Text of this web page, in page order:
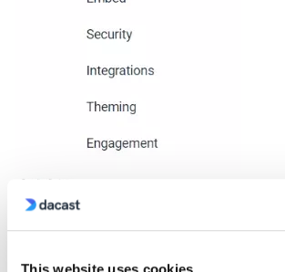
This website uses cookies